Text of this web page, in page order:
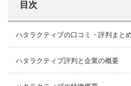
目次
ハタラクティブの口コミ・評判まと
ハタラクティブ評判と企業の概要